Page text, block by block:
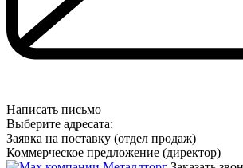
Написать письмо
Выберите адресата:
Заявка на поставку (отдел продаж)
Коммерческое предложение (директор)